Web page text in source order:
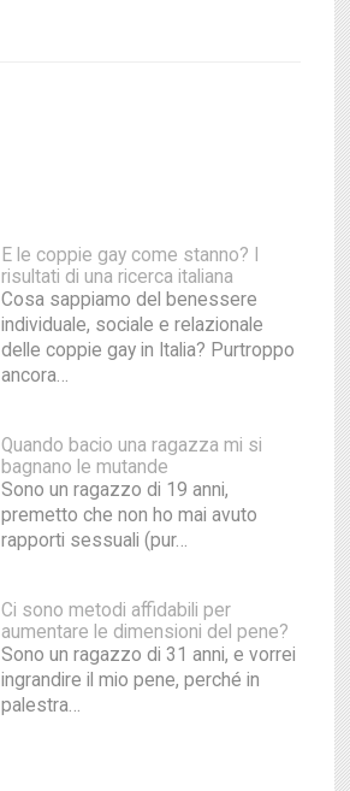
E le coppie gay come stanno? I
risultati di una ricerca italiana
Cosa sappiamo del benessere
individuale, sociale e relazionale
delle coppie gay in Italia? Purtroppo
ancora…
Quando bacio una ragazza mi si
bagnano le mutande
Sono un ragazzo di 19 anni,
premetto che non ho mai avuto
rapporti sessuali (pur…
Ci sono metodi affidabili per
aumentare le dimensioni del pene?
Sono un ragazzo di 31 anni, e vorrei
ingrandire il mio pene, perché in
palestra…